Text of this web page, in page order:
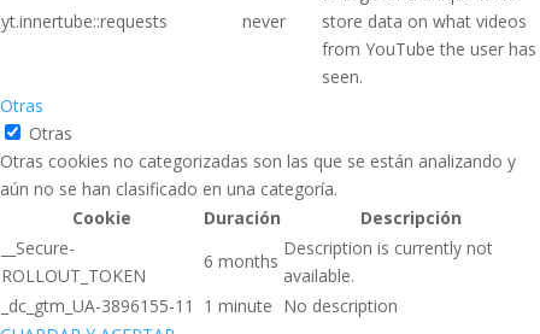
yt.innertube::requests never
store data on what videos
from YouTube the user has
seen.
Otras
Otras
Otras cookies no categorizadas son las que se están analizando y
aún no se han clasificado en una categoría.
Cookie
Duración
Descripción
__Secure-
ROLLOUT_TOKEN
6 months
Description is currently not
available.
_dc_gtm_UA-3896155-11
1 minute No description